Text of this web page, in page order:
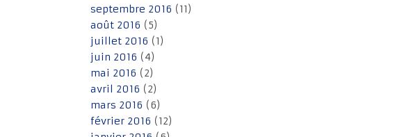
septembre 2016 (11)
août 2016 (5)
juillet 2016 (1)
juin 2016 (4)
mai 2016 (2)
avril 2016 (2)
mars 2016 (6)
février 2016 (12)